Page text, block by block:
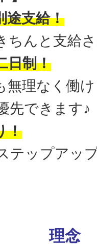
途支給！
ちんと支給
日制！
無理なく働
先できます♪
！
テップアッ
理念